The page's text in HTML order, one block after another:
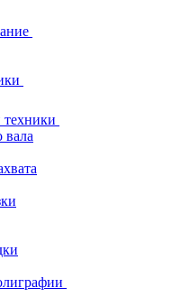
техники
вала